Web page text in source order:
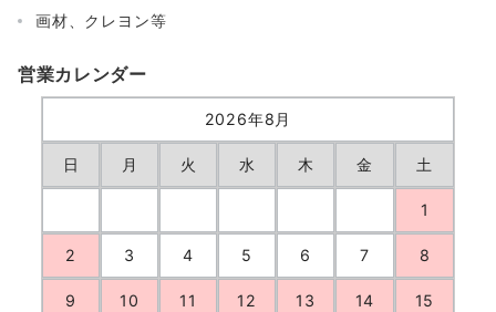
画材、クレヨン等
営業カレンダー
2026年8月
日 月 火 水 木 金 土
1
2 3 4 5 6 7 8
9 10 11 12 13 14 15